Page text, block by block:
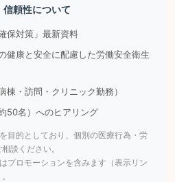
頼性について
保対策」最新資料
健康と安全に配慮した労働安全衛生
棟・訪問・クリニック勤務）
50名）へのヒアリング
目的としており、個別の医療行為・労
談ください。
プロモーションを含みます（表示リン